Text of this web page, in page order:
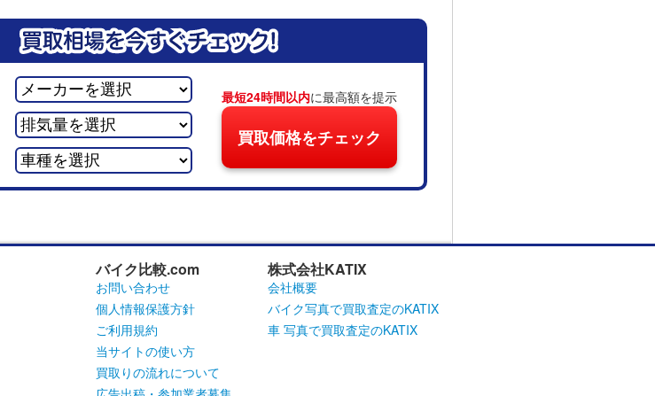
最短24時間以内に最高額を提示
買取価格をチェック
バイク比較.com
お問い合わせ
個人情報保護方針
ご利用規約
当サイトの使い方
買取りの流れについて
株式会社KATIX
会社概要
バイク写真で買取査定のKATIX
車 写真で買取査定のKATIX